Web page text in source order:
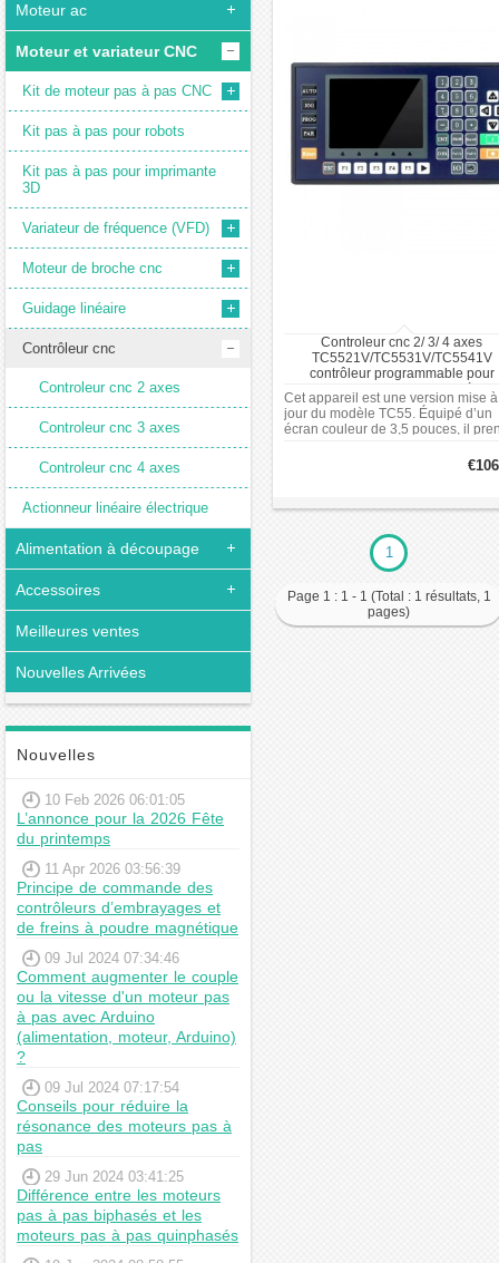
Moteur ac
Moteur et variateur CNC
Kit de moteur pas à pas CNC
Kit pas à pas pour robots
Kit pas à pas pour imprimante
3D
Variateur de fréquence (VFD)
Moteur de broche cnc
Guidage linéaire
Contrôleur cnc
Controleur cnc 2 axes
Controleur cnc 3 axes
Controleur cnc 4 axes
Actionneur linéaire électrique
Alimentation à découpage
Accessoires
Meilleures ventes
Nouvelles Arrivées
Nouvelles
10 Feb 2026 06:01:05
L’annonce pour la 2026 Fête
du printemps
11 Apr 2026 03:56:39
Principe de commande des
contrôleurs d’embrayages et
de freins à poudre magnétique
09 Jul 2024 07:34:46
Comment augmenter le couple
ou la vitesse d'un moteur pas
à pas avec Arduino
(alimentation, moteur, Arduino)
?
09 Jul 2024 07:17:54
Conseils pour réduire la
résonance des moteurs pas à
pas
29 Jun 2024 03:41:25
Différence entre les moteurs
pas à pas biphasés et les
moteurs pas à pas quinphasés
Controleur cnc 2/ 3/ 4 axes
TC5521V/TC5531V/TC5541V
contrôleur programmable pour
servomoteurs/moteurs pas à pas
Cet appareil est une version mise à
jour du modèle TC55. Équipé d’un
écran couleur de 3,5 pouces, il
connectivité USB et la
une photo ou un nom d’entreprise.
1
Page 1 : 1 - 1 (Total : 1 résultats, 1
pages)